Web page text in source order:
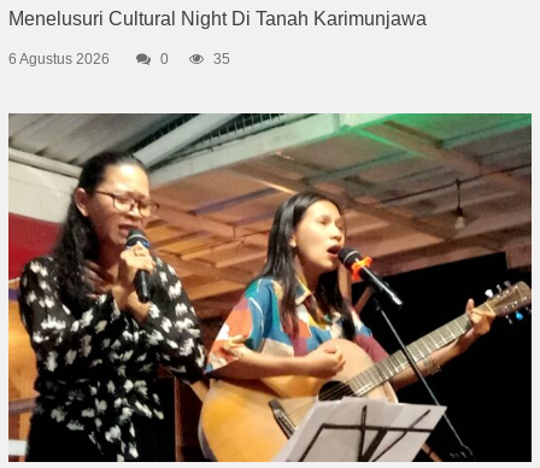
Menelusuri Cultural Night Di Tanah Karimunjawa
6 Agustus 2026 0 35